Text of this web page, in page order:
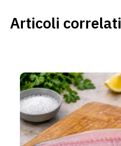
Articoli correlati